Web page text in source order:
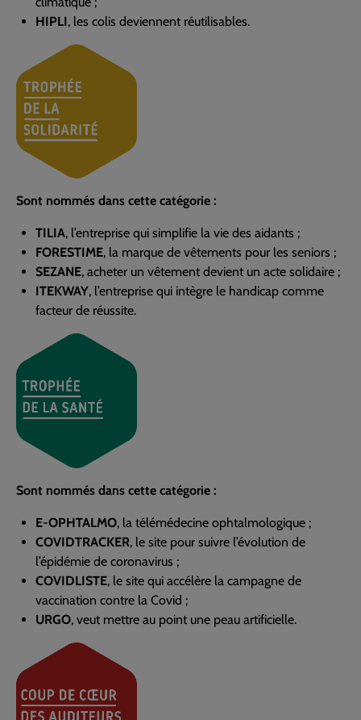
HIPLI, les colis deviennent réutilisables.
Sont nommés dans cette catégorie :
TILIA, l’entreprise qui simplifie la vie des aidants ;
FORESTIME, la marque de vêtements pour les seniors ;
SEZANE, acheter un vêtement devient un acte solidaire ;
ITEKWAY, l’entreprise qui intègre le handicap comme
facteur de réussite.
Sont nommés dans cette catégorie :
E-OPHTALMO, la télémédecine ophtalmologique ;
COVIDTRACKER, le site pour suivre l’évolution de
l’épidémie de coronavirus ;
COVIDLISTE, le site qui accélère la campagne de
vaccination contre la Covid ;
URGO, veut mettre au point une peau artificielle.